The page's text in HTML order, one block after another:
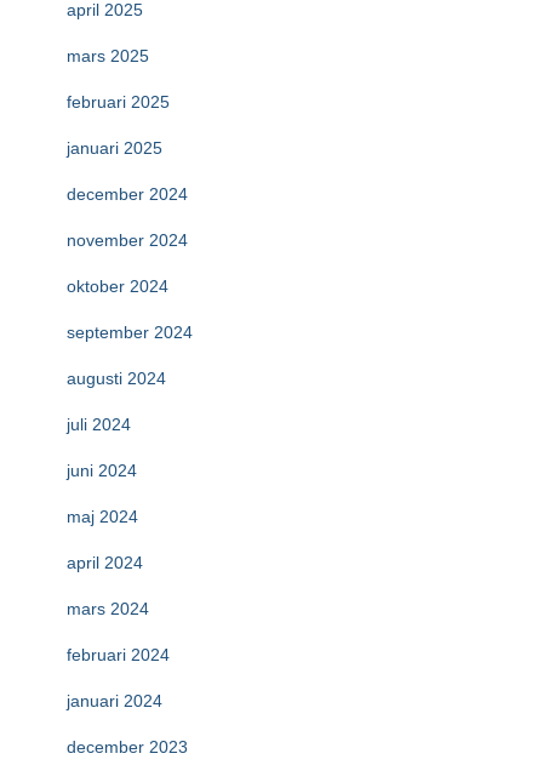
april 2025
mars 2025
februari 2025
januari 2025
december 2024
november 2024
oktober 2024
september 2024
augusti 2024
juli 2024
juni 2024
maj 2024
april 2024
mars 2024
februari 2024
januari 2024
december 2023